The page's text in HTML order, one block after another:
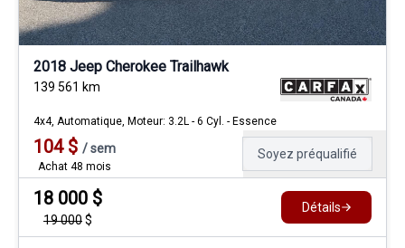
2018 Jeep Cherokee Trailhawk
139 561 km
4x4, Automatique, Moteur: 3.2L - 6 Cyl. - Essence
104$ /sem
Achat 48 mois
Soyez préqualifié
18 000 $
19 000$
Détails